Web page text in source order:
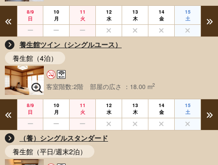
8/9
日
10
月
11
火
12
水
13
木
14
金
15
土
養生館ツイン（シングルユース）
養生館（4泊）
客室階数:2階 部屋の広さ ：18.00 m2
8/9
日
10
月
11
火
12
水
13
木
14
金
15
土
（養）シングルスタンダード
養生館（平日/週末2泊）